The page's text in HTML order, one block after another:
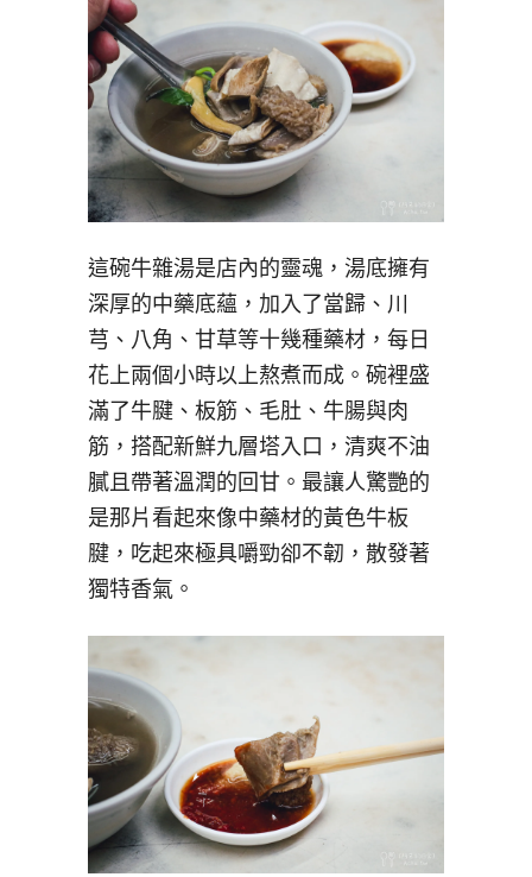
這碗牛雜湯是店內的靈魂，湯底擁有
深厚的中藥底蘊，加入了當歸、川
芎、八角、甘草等十幾種藥材，每日
花上兩個小時以上熬煮而成。碗裡盛
滿了牛腱、板筋、毛肚、牛腸與肉
筋，搭配新鮮九層塔入口，清爽不油
膩且帶著溫潤的回甘。最讓人驚艷的
是那片看起來像中藥材的黃色牛板
腱，吃起來極具嚼勁卻不韌，散發著
獨特香氣。